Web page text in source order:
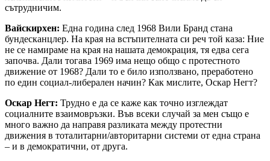
сътрудничим.
Вайскирхен: Една година след 1968 Вили Бранд стана
бундесканцлер. На края на встъпителната си реч той каза: Ние
не се намираме на края на нашата демокрация, тя едва сега
започва. Дали тогава 1969 има нещо общо с протестното
движение от 1968? Дали то е било използвано, преработено
по един социал-либерален начин? Как мислите, Оскар Негт?
Оскар Негт: Трудно е да се каже как точно изглеждат
социалните взаимовръзки. Във всеки случай за мен също е
много важно да направя разликата между протестни
движения в тоталитарни/авторитарни системи от една страна
– и в демократични, от друга.